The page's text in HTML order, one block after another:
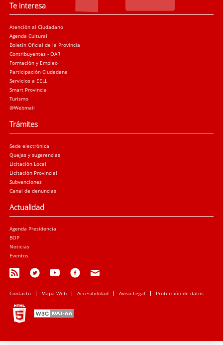
Te interesa
Atención al Ciudadano
Agenda Cultural
Boletín Oficial de la Provincia
Contribuyentes - OAR
Formación y Empleo
Participación Ciudadana
Servicios a EELL
Smart Provincia
Turismo
@Webmail
Trámites
Sede electrónica
Quejas y sugerencias
Licitación Local
Licitación Provincial
Subvenciones
Canal de denuncias
Actualidad
Agenda Presidencia
BOP
Noticias
Eventos
Contacto Mapa Web Accesibilidad Aviso Legal Protección de datos